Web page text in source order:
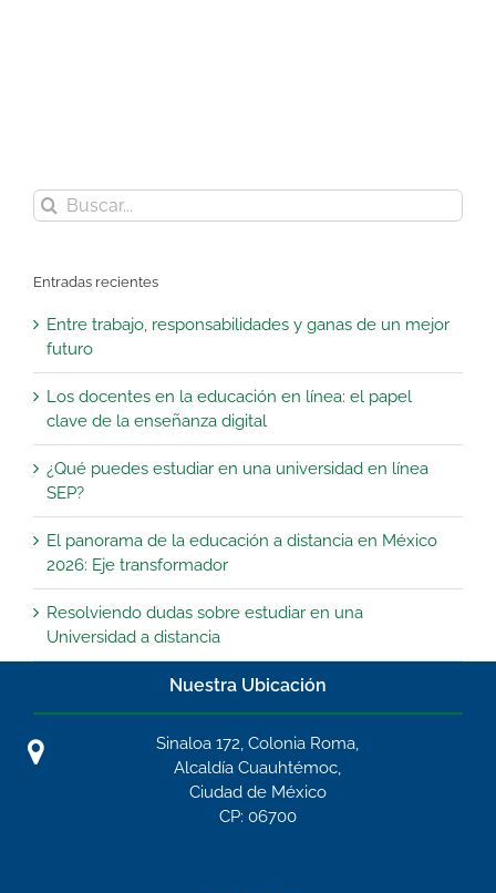
Buscar:
Entradas recientes
Entre trabajo, responsabilidades y ganas de un mejor
futuro
Los docentes en la educación en línea: el papel
clave de la enseñanza digital
¿Qué puedes estudiar en una universidad en línea
SEP?
El panorama de la educación a distancia en México
2026: Eje transformador
Resolviendo dudas sobre estudiar en una
Universidad a distancia
Nuestra Ubicación
Sinaloa 172, Colonia Roma,
Alcaldía Cuauhtémoc,
Ciudad de México
CP: 06700